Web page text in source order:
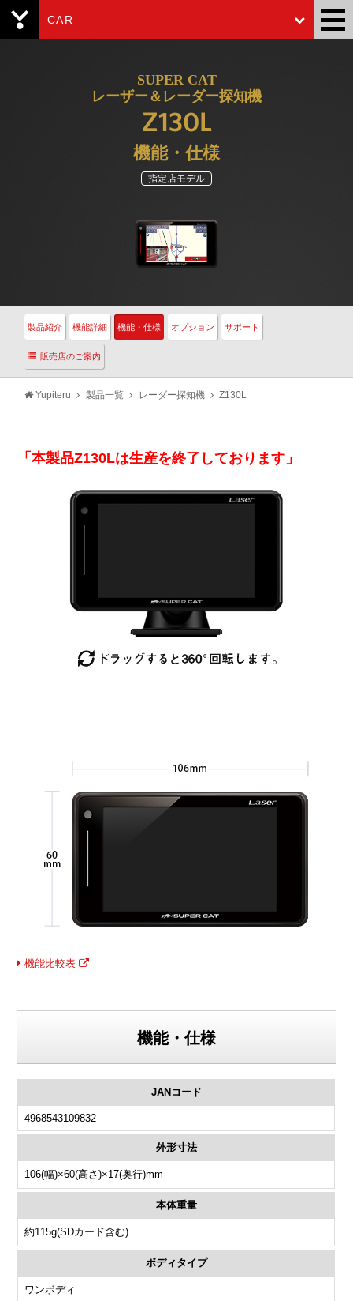
CAR
SUPER CAT
レーザー＆レーダー探知機
Z130L
機能・仕様
指定店モデル
製品紹介 機能詳細 機能・仕様 オプション サポート
販売店のご案内
Yupiteru 製品一覧 レーダー探知機 Z130L
「本製品Z130Lは生産を終了しております」
機能比較表
機能・仕様
JANコード
4968543109832
外形寸法
106(幅)×60(高さ)×17(奥行)mm
本体重量
約115g(SDカード含む)
ボディタイプ
ワンボディ